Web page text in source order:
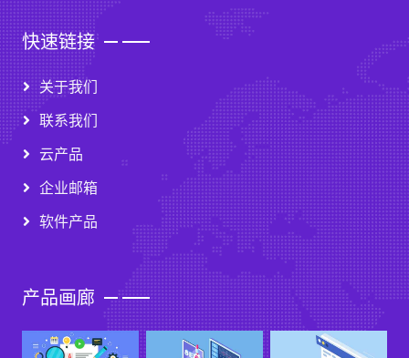
快速链接
关于我们
联系我们
云产品
企业邮箱
软件产品
产品画廊